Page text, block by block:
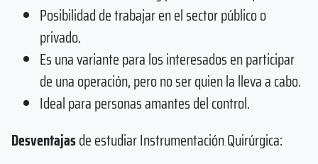
Posibilidad de trabajar en el sector público o
privado.
Es una variante para los interesados en participar
de una operación, pero no ser quien la lleva a cabo.
Ideal para personas amantes del control.
Desventajasde estudiar Instrumentación Quirúrgica: